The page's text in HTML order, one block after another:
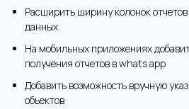
Расширить ширину колонок
данных
На мобильных приложениях
получения отчетов в whats app
Добавить возможность вручную
объектов